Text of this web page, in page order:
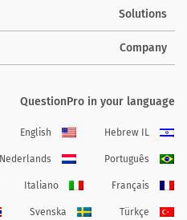
Solutions
Company
QuestionPro in your language
Hebrew IL
English
Português
Nederlands
Français
Italiano
Türkçe
Svenska